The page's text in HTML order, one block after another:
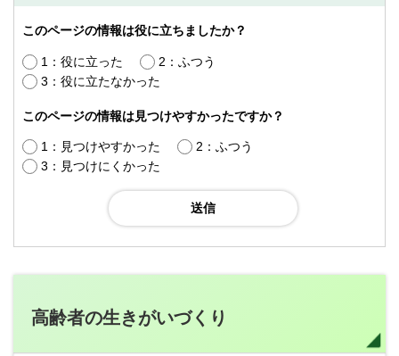
このページの情報は役に立ちましたか？
1：役に立った
2：ふつう
3：役に立たなかった
このページの情報は見つけやすかったですか？
1：見つけやすかった
2：ふつう
3：見つけにくかった
高齢者の生きがいづくり